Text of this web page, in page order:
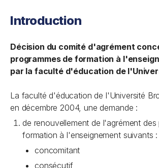
Introduction
Décision du comité d'agrément
programmes de formation à
par la faculté d'éducation de
La faculté d'éducation de l'Université
en décembre 2004, une demande :
de renouvellement de l'agrément des
formation à l'enseignement suivants :
concomitant
consécutif